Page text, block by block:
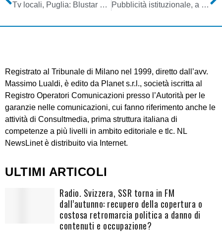
Tv locali, Puglia: Blustar verso la chiusura. Sindacati annunciano sciopero Pubblicità istituzionale, a Mediaset la fetta più grande degli stanziamenti governativi
Registrato al Tribunale di Milano nel 1999, diretto dall’avv.
Massimo Lualdi, è edito da Planet s.r.l., società iscritta al
Registro Operatori Comunicazioni presso l’Autorità per le
garanzie nelle comunicazioni, cui fanno riferimento anche le
attività di Consultmedia, prima struttura italiana di
competenze a più livelli in ambito editoriale e tlc. NL
NewsLinet è distribuito via Internet.
ULTIMI ARTICOLI
Radio. Svizzera, SSR torna in FM
dall’autunno: recupero della copertura o
costosa retromarcia politica a danno di
contenuti e occupazione?